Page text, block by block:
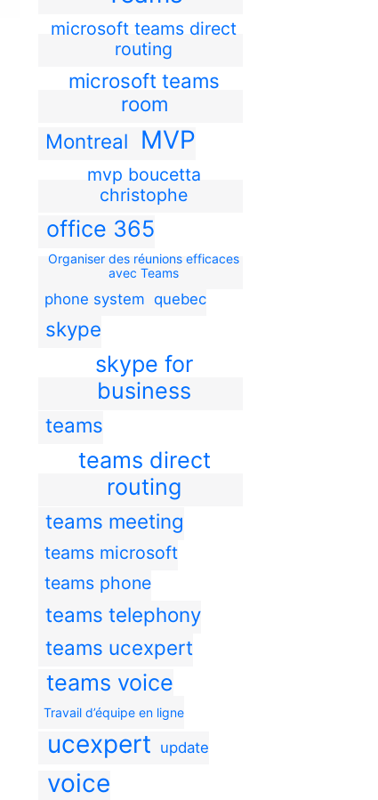
microsoft teams direct
routing
microsoft teams
room
Montreal
MVP
mvp boucetta
christophe
office 365
Organiser des réunions efficaces
avec Teams
phone system quebec
skype
skype for
business
teams
teams direct
routing
teams meeting
teams microsoft
teams phone
teams telephony
teams ucexpert
teams voice
Travail d’équipe en ligne
ucexpert update
voice